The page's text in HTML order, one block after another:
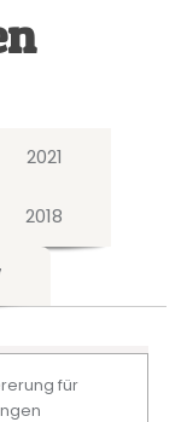
2021
2018
für